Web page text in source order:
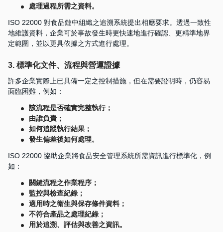
處理過程所需之資料。
ISO 22000 對食品鏈中組織之追溯系統提出相應要求。透過一致性
地維護資料，企業可於事故發生時更快速地進行確認、更精準地界
定範圍，並以更具依據之方式進行處理。
3. 標準化文件、流程與營運證據
許多企業實際上已具備一定之控制措施，但在需要證明時，仍容易
面臨困難，例如：
該流程是否確實完整執行；
由誰負責；
如何追蹤執行結果；
發生偏差後如何處理。
ISO 22000 協助企業將食品安全管理系統所需資訊進行標準化，例
如：
關鍵流程之作業程序；
監控與檢查紀錄；
適用時之衛生與保存條件資料；
不符合產品之處理紀錄；
用於追溯、評估與改善之資訊。